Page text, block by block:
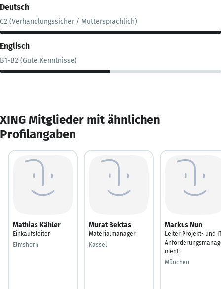
Deutsch
C2 (Verhandlungssicher / Muttersprachlich)
Englisch
B1-B2 (Gute Kenntnisse)
XING Mitglieder mit ähnlichen
Profilangaben
Mathias Kähler
Einkaufsleiter
Elmshorn
Murat Bektas
Materialmanager
Kassel
Markus Nun
Leiter Projekt- und
ment
München